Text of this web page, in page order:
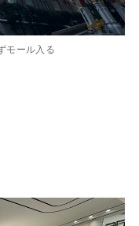
モール入る